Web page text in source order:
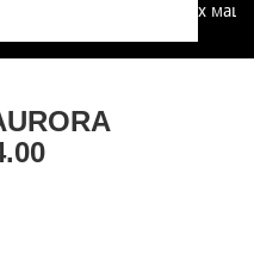
для бытовых швейных